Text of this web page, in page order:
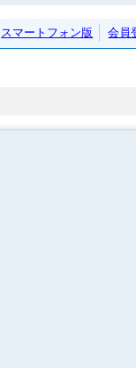
スマートフォン版 会員